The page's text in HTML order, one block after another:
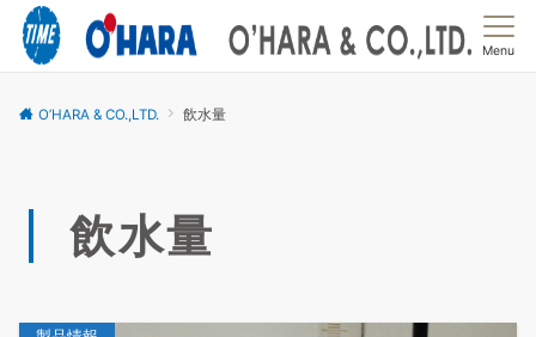
Menu
O’HARA & CO.,LTD. 飲水量
飲水量